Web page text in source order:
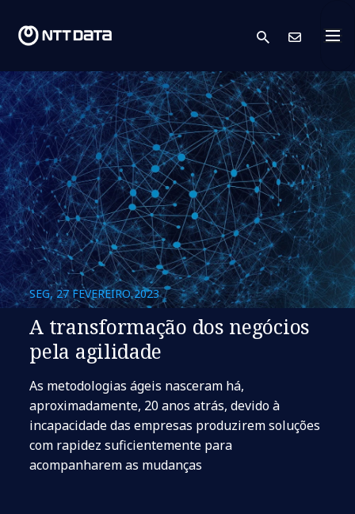
search
SEG, 27 FEVEREIRO 2023
A transformação dos negócios
pela agilidade
As metodologias ágeis nasceram há,
aproximadamente, 20 anos atrás, devido à
incapacidade das empresas produzirem soluções
com rapidez suficientemente para
acompanharem as mudanças